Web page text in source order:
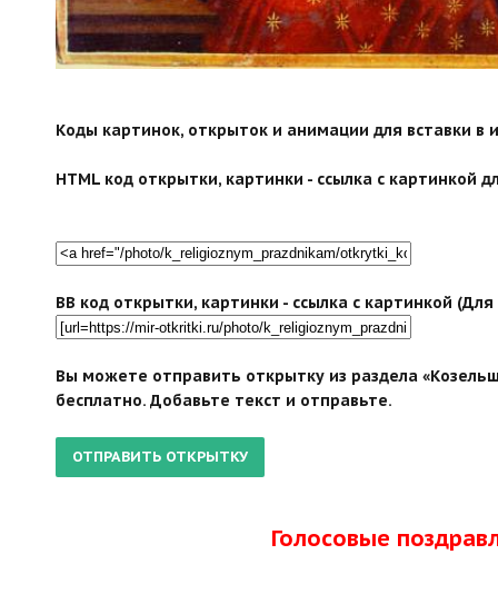
Коды картинок, открыток и анимации для вставки в
HTML код открытки, картинки - ссылка с картинкой
BB код открытки, картинки - ссылка с картинкой
Вы можете отправить открытку из раздела
бесплатно. Добавьте текст и отправьте.
Голосовые